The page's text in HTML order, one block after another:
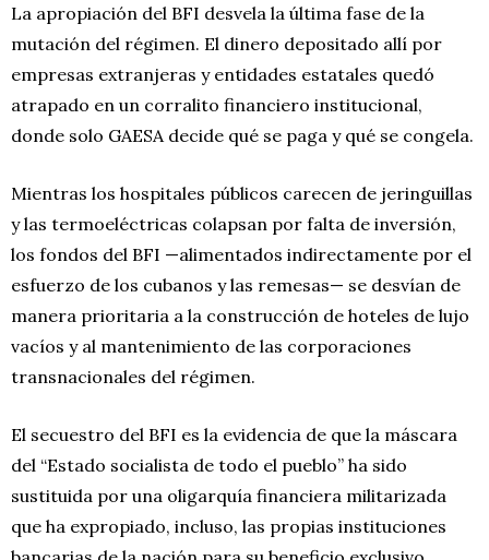
La apropiación del BFI desvela la última fase de la
mutación del régimen. El dinero depositado allí por
empresas extranjeras y entidades estatales quedó
atrapado en un corralito financiero institucional,
donde solo GAESA decide qué se paga y qué se congela.
Mientras los hospitales públicos carecen de jeringuillas
y las termoeléctricas colapsan por falta de inversión,
los fondos del BFI —alimentados indirectamente por el
esfuerzo de los cubanos y las remesas— se desvían de
manera prioritaria a la construcción de hoteles de lujo
vacíos y al mantenimiento de las corporaciones
transnacionales del régimen.
El secuestro del BFI es la evidencia de que la máscara
del “Estado socialista de todo el pueblo” ha sido
sustituida por una oligarquía financiera militarizada
que ha expropiado, incluso, las propias instituciones